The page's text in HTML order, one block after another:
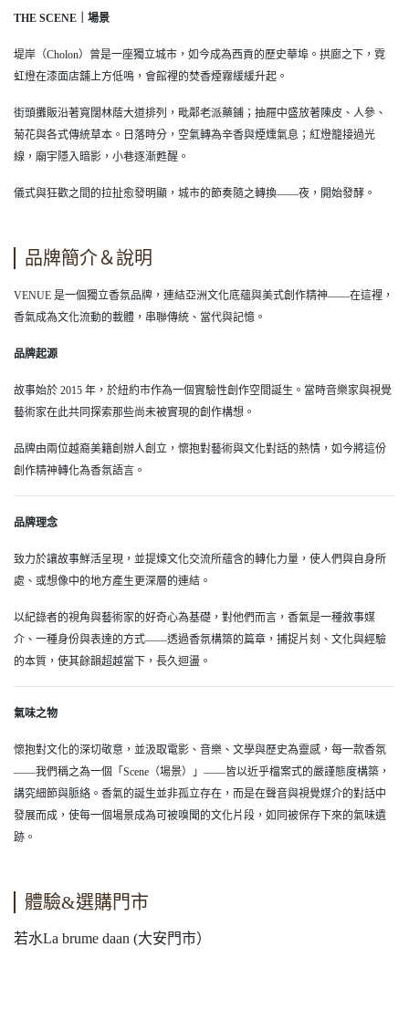
THE SCENE｜場景
堤岸（Cholon）曾是一座獨立城市，如今成為西貢的歷史華埠。拱廊之下，霓
虹燈在漆面店舖上方低鳴，會館裡的焚香煙霧緩緩升起。
街頭攤販沿著寬闊林蔭大道排列，毗鄰老派藥鋪；抽屜中盛放著陳皮、人參、
菊花與各式傳統草本。日落時分，空氣轉為辛香與煙燻氣息；紅燈籠接過光
線，廟宇隱入暗影，小巷逐漸甦醒。
儀式與狂歡之間的拉扯愈發明顯，城市的節奏隨之轉換——夜，開始發酵。
品牌簡介＆說明
VENUE 是一個獨立香氛品牌，連結亞洲文化底蘊與美式創作精神——在這裡，
香氣成為文化流動的載體，串聯傳統、當代與記憶。
品牌起源
故事始於 2015 年，於紐約市作為一個實驗性創作空間誕生。當時音樂家與視覺
藝術家在此共同探索那些尚未被實現的創作構想。
品牌由兩位越裔美籍創辦人創立，懷抱對藝術與文化對話的熱情，如今將這份
創作精神轉化為香氛語言。
品牌理念
致力於讓故事鮮活呈現，並提煉文化交流所蘊含的轉化力量，使人們與自身所
處、或想像中的地方產生更深層的連結。
以紀錄者的視角與藝術家的好奇心為基礎，對他們而言，香氣是一種敘事媒
介、一種身份與表達的方式——透過香氛構築的篇章，捕捉片刻、文化與經驗
的本質，使其餘韻超越當下，長久迴盪。
氣味之物
懷抱對文化的深切敬意，並汲取電影、音樂、文學與歷史為靈感，每一款香氛
——我們稱之為一個「Scene（場景）」——皆以近乎檔案式的嚴謹態度構築，
講究細節與脈絡。香氣的誕生並非孤立存在，而是在聲音與視覺媒介的對話中
發展而成，使每一個場景成為可被嗅聞的文化片段，如同被保存下來的氣味遺
跡。
體驗&選購門市
若水La brume daan (大安門市）